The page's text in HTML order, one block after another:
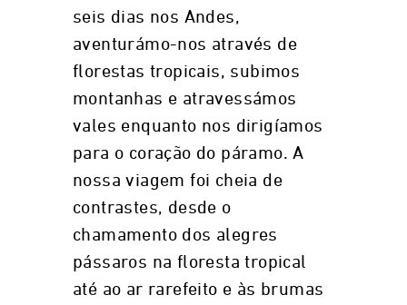
seis dias nos Andes,
aventurámo-nos através de
florestas tropicais, subimos
montanhas e atravessámos
vales enquanto nos dirigíamos
para o coração do páramo. A
nossa viagem foi cheia de
contrastes, desde o
chamamento dos alegres
pássaros na floresta tropical
até ao ar rarefeito e às brumas